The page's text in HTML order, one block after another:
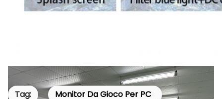
Tag:
Monitor Da Gioco Per PC